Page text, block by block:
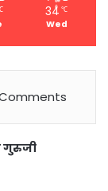
34 ℃
Wed
गुरुजी